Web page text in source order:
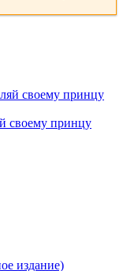
своему принцу